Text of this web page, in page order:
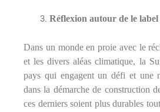
Réflexion autour de le
Dans un monde en proie avec le
et les divers aléas climatique, la
pays qui engagent un défi et une
dans la démarche de construction
ces derniers soient plus durables